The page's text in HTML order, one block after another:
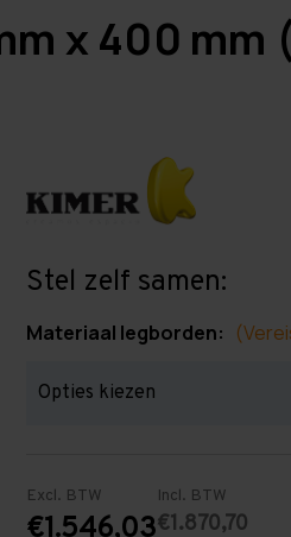
x 400 mm
Stel zelf samen:
Materiaal legborden:
Excl. BTW Incl. BTW
€1.870,70